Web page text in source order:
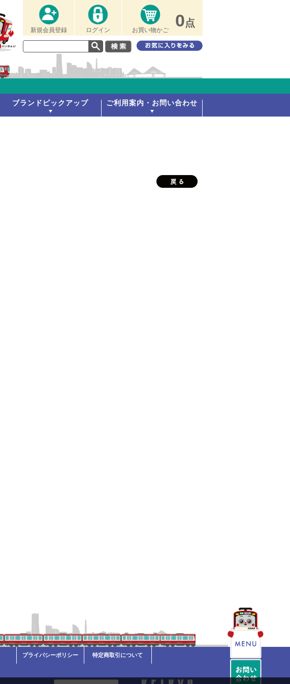
新規会員登録 ログイン お買い物かご 0点
ブランドピックアップ ご利用案内・お問い合わせ
プライバシーポリシー 特定商取引について